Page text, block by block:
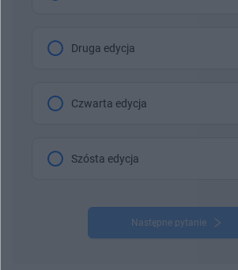
Druga edycja
Czwarta edycja
Szósta edycja
Następne pytanie